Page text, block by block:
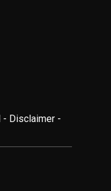
- Disclaimer -